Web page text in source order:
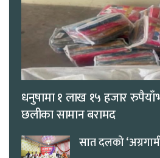
धनुषामा १ लाख १५ हजार
छलीका सामान बरामद
सात दलको